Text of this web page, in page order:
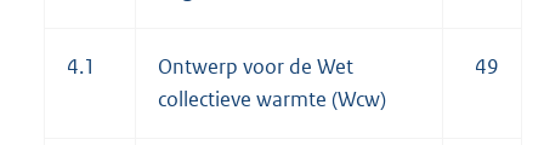
4.1
Ontwerp voor de Wet
collectieve warmte (Wcw)
49